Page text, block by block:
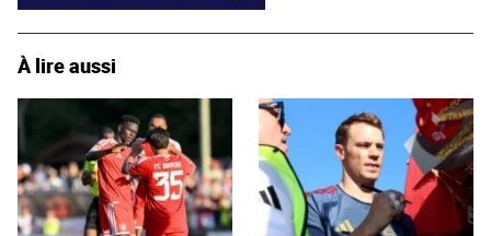
À lire aussi